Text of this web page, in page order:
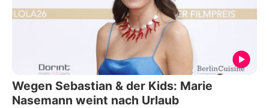
Wegen Sebastian & der Kids: Marie
Nasemann weint nach Urlaub